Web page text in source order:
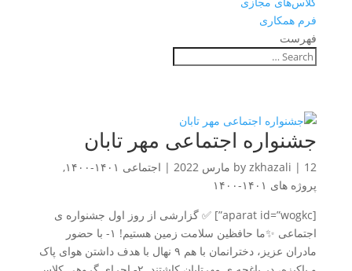
فرم همکاری
فهرست
جشنواره اجتماعی مهر تابان
byzkhazali | 12 مارس 2022 | اجتماعی ۱۴۰۱-۱۴۰۰
,
پروژه های ۱۴۰۱-۱۴۰۰
[aparat id=”wogkc”] ✅ گزارشی از روز اول جشنواره ی
اجتماعی ✨ما حافظین سلامت زمین هستیم! ۱- با حضور
مادران عزیز، دخترانمان با هم ۹ نهال با هدف داشتن هوای پاک